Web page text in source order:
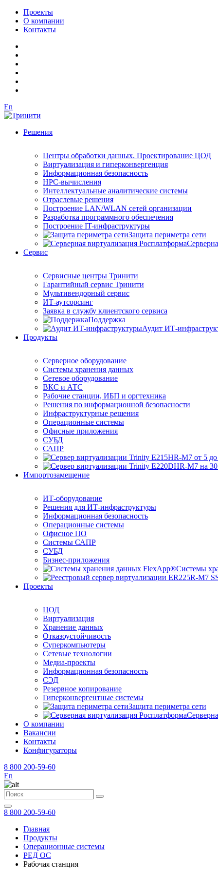
Проекты
О компании
Контакты
En
Решения
Центры обработки данных. Проектирование ЦОД
Виртуализация и гиперконвергенция
Информационная безопасность
HPC-вычисления
Интеллектуальные аналитические системы
Отраслевые решения
Построение LAN/WLAN сетей организации
Разработка программного обеспечения
Построение IT-инфраструктуры
Защита периметра сети
Сервис
Сервисные центры Тринити
Гарантийный сервис Тринити
Мультивендорный сервис
ИТ-аутсорсинг
Заявка в службу клиентского сервиса
Поддержка
Аудит ИТ-
Продукты
Серверное оборудование
Системы хранения данных
Сетевое оборудование
ВКС и АТС
Рабочие станции, ИБП и оргтехника
Решения по информационной безопасности
Инфраструктурные решения
Операционные системы
Офисные приложения
СУБД
САПР
Импортозамещение
ИТ-оборудование
Решения для ИТ-инфраструктуры
Информационная безопасность
Операционные системы
Офисное ПО
Системы САПР
СУБД
Бизнес-приложения
Системы
Проекты
ЦОД
Виртуализация
Хранение данных
Отказоустойчивость
Суперкомпьютеры
Сетевые технологии
Медиа-проекты
Информационная безопасность
СЭД
Резервное копирование
Гиперконвергентные системы
Защита периметра сети
О компании
Вакансии
Контакты
Конфигураторы
8 800 200-59-60
En
8 800 200-59-60
Главная
Продукты
Операционные системы
РЕД ОС
Рабочая станция